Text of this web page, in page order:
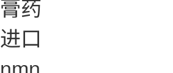
膏药
进口